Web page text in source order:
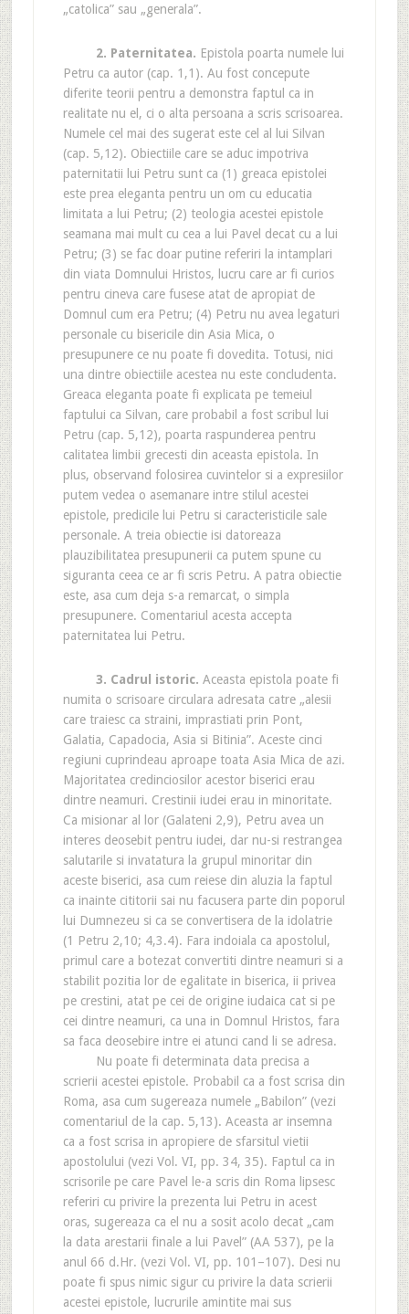
„catolica” sau „generala”.
2. Paternitatea. Epistola poarta numele lui
Petru ca autor (cap. 1,1). Au fost concepute
diferite teorii pentru a demonstra faptul ca in
realitate nu el, ci o alta persoana a scris scrisoarea.
Numele cel mai des sugerat este cel al lui Silvan
(cap. 5,12). Obiectiile care se aduc impotriva
paternitatii lui Petru sunt ca (1) greaca epistolei
este prea eleganta pentru un om cu educatia
limitata a lui Petru; (2) teologia acestei epistole
seamana mai mult cu cea a lui Pavel decat cu a lui
Petru; (3) se fac doar putine referiri la intamplari
din viata Domnului Hristos, lucru care ar fi curios
pentru cineva care fusese atat de apropiat de
Domnul cum era Petru; (4) Petru nu avea legaturi
personale cu bisericile din Asia Mica, o
presupunere ce nu poate fi dovedita. Totusi, nici
una dintre obiectiile acestea nu este concludenta.
Greaca eleganta poate fi explicata pe temeiul
faptului ca Silvan, care probabil a fost scribul lui
Petru (cap. 5,12), poarta raspunderea pentru
calitatea limbii grecesti din aceasta epistola. In
plus, observand folosirea cuvintelor si a expresiilor
putem vedea o asemanare intre stilul acestei
epistole, predicile lui Petru si caracteristicile sale
personale. A treia obiectie isi datoreaza
plauzibilitatea presupunerii ca putem spune cu
siguranta ceea ce ar fi scris Petru. A patra obiectie
este, asa cum deja s-a remarcat, o simpla
presupunere. Comentariul acesta accepta
paternitatea lui Petru.
3. Cadrul istoric. Aceasta epistola poate fi
numita o scrisoare circulara adresata catre „alesii
care traiesc ca straini, imprastiati prin Pont,
Galatia, Capadocia, Asia si Bitinia”. Aceste cinci
regiuni cuprindeau aproape toata Asia Mica de azi.
Majoritatea credinciosilor acestor biserici erau
dintre neamuri. Crestinii iudei erau in minoritate.
Ca misionar al lor (Galateni 2,9), Petru avea un
interes deosebit pentru iudei, dar nu-si restrangea
salutarile si invatatura la grupul minoritar din
aceste biserici, asa cum reiese din aluzia la faptul
ca inainte cititorii sai nu facusera parte din poporul
lui Dumnezeu si ca se convertisera de la idolatrie
(1 Petru 2,10; 4,3.4). Fara indoiala ca apostolul,
primul care a botezat convertiti dintre neamuri si a
stabilit pozitia lor de egalitate in biserica, ii privea
pe crestini, atat pe cei de origine iudaica cat si pe
cei dintre neamuri, ca una in Domnul Hristos, fara
sa faca deosebire intre ei atunci cand li se adresa.
Nu poate fi determinata data precisa a
scrierii acestei epistole. Probabil ca a fost scrisa din
Roma, asa cum sugereaza numele „Babilon” (vezi
comentariul de la cap. 5,13). Aceasta ar insemna
ca a fost scrisa in apropiere de sfarsitul vietii
apostolului (vezi Vol. VI, pp. 34, 35). Faptul ca in
scrisorile pe care Pavel le-a scris din Roma lipsesc
referiri cu privire la prezenta lui Petru in acest
oras, sugereaza ca el nu a sosit acolo decat „cam
la data arestarii finale a lui Pavel” (AA 537), pe la
anul 66 d.Hr. (vezi Vol. VI, pp. 101–107). Desi nu
poate fi spus nimic sigur cu privire la data scrierii
acestei epistole, lucrurile amintite mai sus